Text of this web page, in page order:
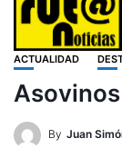
ACTUALIDAD
By Juan